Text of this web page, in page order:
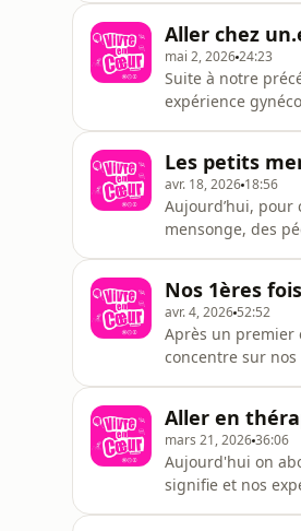
Aller chez
mai 2, 202624:23
Suite à notre
expérience
Les petits
avr. 18, 2026 18:56
Aujourd’hui,
mensonge, des
Nos 1ères
avr. 4, 2026 52:52
Après un premier
concentre sur nos
Aller en
mars 21, 202636:06
Aujourd'hui on
signifie et nos